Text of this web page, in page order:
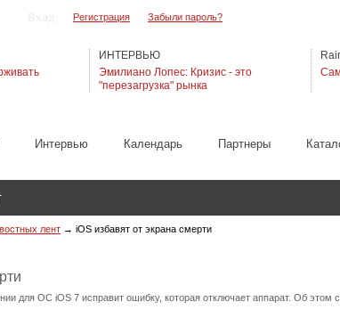
ИНТЕРВЬЮ
Эмилиано Лопес: Кризис - это
"перезагрузка" рынка
Интервью Календарь Партнеры
Регистрация Забыли пароль?
лент → iOS избавят от экрана смерти
для ОС iOS 7 исправит ошибку, которая отключает аппарат. Об этом